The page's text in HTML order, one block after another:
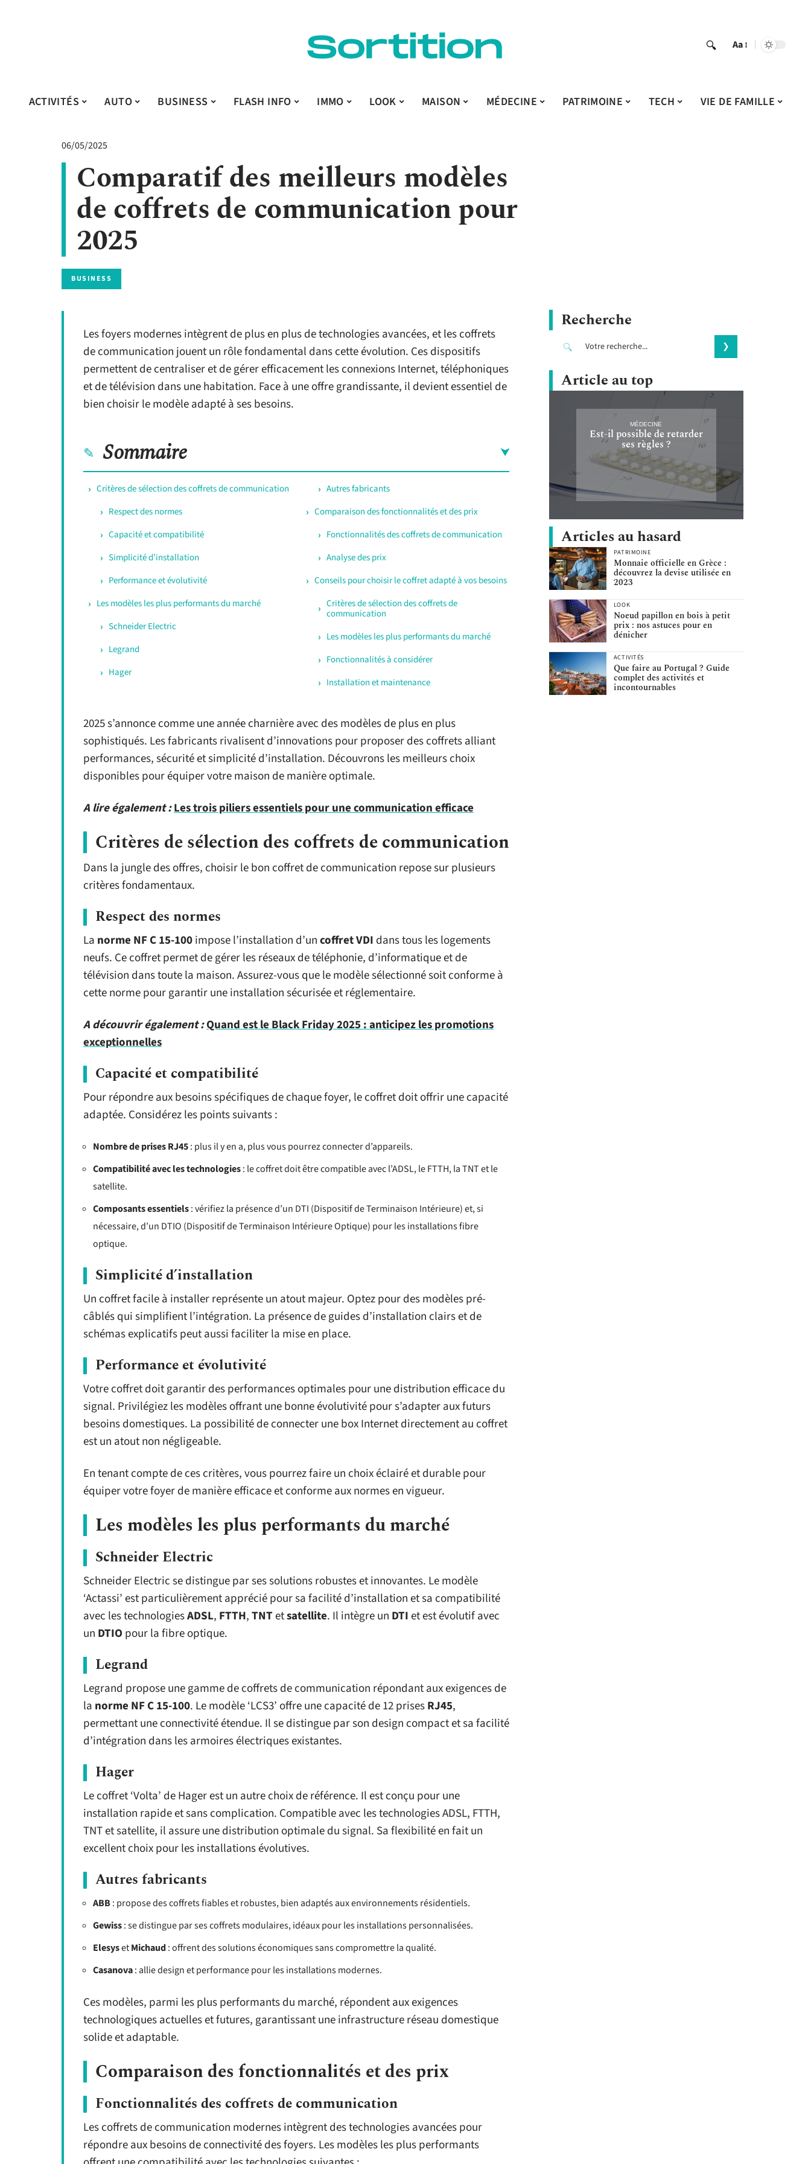
Aa
ACTIVITÉS AUTO BUSINESS FLASH INFO IMMO LOOK MAISON MÉDECINE PATRIMOINE TECH VIE DE FAMILLE
06/05/2025
Comparatif des meilleurs modèles
de coffrets de communication pour
2025
BUSINESS
Les foyers modernes intègrent de plus en plus de technologies avancées, et les coffrets
de communication jouent un rôle fondamental dans cette évolution. Ces dispositifs
permettent de centraliser et de gérer efficacement les connexions Internet, téléphoniques
et de télévision dans une habitation. Face à une offre grandissante, il devient essentiel de
bien choisir le modèle adapté à ses besoins.
Sommaire
Critères de sélection des coffrets de communication
Respect des normes
Capacité et compatibilité
Simplicité d’installation
Performance et évolutivité
Les modèles les plus performants du marché
Schneider Electric
Legrand
Hager
Autres fabricants
Comparaison des fonctionnalités et des prix
Fonctionnalités des coffrets de communication
Analyse des prix
Conseils pour choisir le coffret adapté à vos besoins
Critères de sélection des coffrets de
communication
Les modèles les plus performants du marché
Fonctionnalités à considérer
Installation et maintenance
2025 s’annonce comme une année charnière avec des modèles de plus en plus
sophistiqués. Les fabricants rivalisent d’innovations pour proposer des coffrets alliant
performances, sécurité et simplicité d’installation. Découvrons les meilleurs choix
disponibles pour équiper votre maison de manière optimale.
A lire également :Les trois piliers essentiels pour une communication efficace
Critères de sélection des coffrets de communication
Dans la jungle des offres, choisir le bon coffret de communication repose sur plusieurs
critères fondamentaux.
Respect des normes
La norme NF C 15-100impose l’installation d’uncoffret VDI dans tous les logements
neufs. Ce coffret permet de gérer les réseaux de téléphonie, d’informatique et de
télévision dans toute la maison. Assurez-vous que le modèle sélectionné soit conforme à
cette norme pour garantir une installation sécurisée et réglementaire.
A découvrir également :Quand est le Black Friday 2025 : anticipez les promotions
exceptionnelles
Capacité et compatibilité
Pour répondre aux besoins spécifiques de chaque foyer, le coffret doit offrir une capacité
adaptée. Considérez les points suivants :
Nombre de prises RJ45: plus il y en a, plus vous pourrez connecter d’appareils.
Compatibilité avec les technologies: le coffret doit être compatible avec l’ADSL, le FTTH, la TNT et le
satellite.
Composants essentiels: vérifiez la présence d’un DTI (Dispositif de Terminaison Intérieure) et, si
nécessaire, d’un DTIO (Dispositif de Terminaison Intérieure Optique) pour les installations fibre
optique.
Simplicité d’installation
Un coffret facile à installer représente un atout majeur. Optez pour des modèles pré-
câblés qui simplifient l’intégration. La présence de guides d’installation clairs et de
schémas explicatifs peut aussi faciliter la mise en place.
Performance et évolutivité
Votre coffret doit garantir des performances optimales pour une distribution efficace du
signal. Privilégiez les modèles offrant une bonne évolutivité pour s’adapter aux futurs
besoins domestiques. La possibilité de connecter une box Internet directement au coffret
est un atout non négligeable.
En tenant compte de ces critères, vous pourrez faire un choix éclairé et durable pour
équiper votre foyer de manière efficace et conforme aux normes en vigueur.
Les modèles les plus performants du marché
Schneider Electric
Schneider Electric se distingue par ses solutions robustes et innovantes. Le modèle
‘Actassi’ est particulièrement apprécié pour sa facilité d’installation et sa compatibilité
avec les technologiesADSL, FTTH,TNTetsatellite. Il intègre un DTIet est évolutif avec
un DTIO pour la fibre optique.
Legrand
Legrand propose une gamme de coffrets de communication répondant aux exigences de
la norme NF C 15-100. Le modèle ‘LCS3’ offre une capacité de 12 prisesRJ45,
permettant une connectivité étendue. Il se distingue par son design compact et sa facilité
d’intégration dans les armoires électriques existantes.
Hager
Le coffret ‘Volta’ de Hager est un autre choix de référence. Il est conçu pour une
installation rapide et sans complication. Compatible avec les technologies ADSL, FTTH,
TNT et satellite, il assure une distribution optimale du signal. Sa flexibilité en fait un
excellent choix pour les installations évolutives.
Autres fabricants
ABB : propose des coffrets fiables et robustes, bien adaptés aux environnements résidentiels.
Gewiss: se distingue par ses coffrets modulaires, idéaux pour les installations personnalisées.
ElesysetMichaud: offrent des solutions économiques sans compromettre la qualité.
Casanova: allie design et performance pour les installations modernes.
Ces modèles, parmi les plus performants du marché, répondent aux exigences
technologiques actuelles et futures, garantissant une infrastructure réseau domestique
solide et adaptable.
Comparaison des fonctionnalités et des prix
Fonctionnalités des coffrets de communication
Les coffrets de communication modernes intègrent des technologies avancées pour
répondre aux besoins de connectivité des foyers. Les modèles les plus performants
Recherche
Article au top
MÉDECINE
Est-il possible de retarder
ses règles ?
Articles au hasard
PATRIMOINE
Monnaie officielle en Grèce :
découvrez la devise utilisée en
2023
LOOK
Noeud papillon en bois à petit
prix : nos astuces pour en
dénicher
ACTIVITÉS
Que faire au Portugal ? Guide
complet des activités et
incontournables